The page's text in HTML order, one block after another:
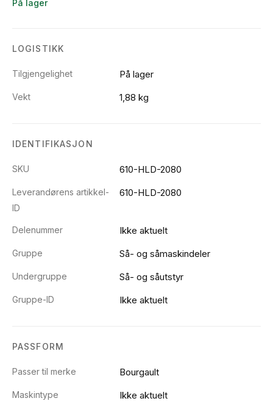
På lager
LOGISTIKK
Tilgjengelighet På lager
Vekt 1,88 kg
IDENTIFIKASJON
SKU 610-HLD-2080
Leverandørens artikkel-
ID
610-HLD-2080
Delenummer Ikke aktuelt
Gruppe Så- og såmaskindeler
Undergruppe Så- og såutstyr
Gruppe-ID Ikke aktuelt
PASSFORM
Passer til merke Bourgault
Maskintype Ikke aktuelt